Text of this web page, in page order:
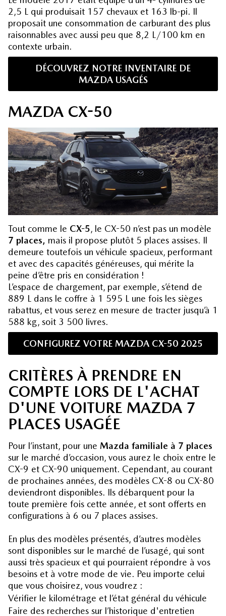
2,5 L qui produisait 157 chevaux et 163 lb-pi. Il
proposait une consommation de carburant des plus
raisonnables avec aussi peu que 8,2 L/100 km en
contexte urbain.
DÉCOUVREZ NOTRE INVENTAIRE DE
MAZDA USAGÉS
MAZDA CX-50
Tout comme le CX-5, le CX-50 n’est pas un modèle
7 places, mais il propose plutôt 5 places assises. Il
demeure toutefois un véhicule spacieux, performant
et avec des capacités généreuses, qui mérite la
peine d’être pris en considération !
L’espace de chargement, par exemple, s’étend de
889 L dans le coffre à 1 595 L une fois les sièges
rabattus, et vous serez en mesure de tracter jusqu’à 1
588 kg, soit 3 500 livres.
CONFIGUREZ VOTRE MAZDA CX-50 2025
CRITÈRES À PRENDRE EN
COMPTE LORS DE L'ACHAT
D'UNE VOITURE MAZDA 7
PLACES USAGÉE
Pour l’instant, pour une Mazda familiale à 7 places
sur le marché d’occasion, vous aurez le choix entre le
CX-9 et CX-90 uniquement. Cependant, au courant
de prochaines années, des modèles CX-8 ou CX-80
deviendront disponibles. Ils débarquent pour la
toute première fois cette année, et sont offerts en
configurations à 6 ou 7 places assises.
En plus des modèles présentés, d’autres modèles
sont disponibles sur le marché de l’usagé, qui sont
aussi très spacieux et qui pourraient répondre à vos
besoins et à votre mode de vie. Peu importe celui
que vous choisirez, vous voudrez :
Vérifier le kilométrage et l’état général du véhicule
Faire des recherches sur l’historique d'entretien